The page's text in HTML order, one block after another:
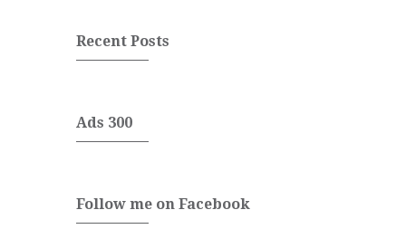
Recent Posts
Ads 300
Follow me on Facebook